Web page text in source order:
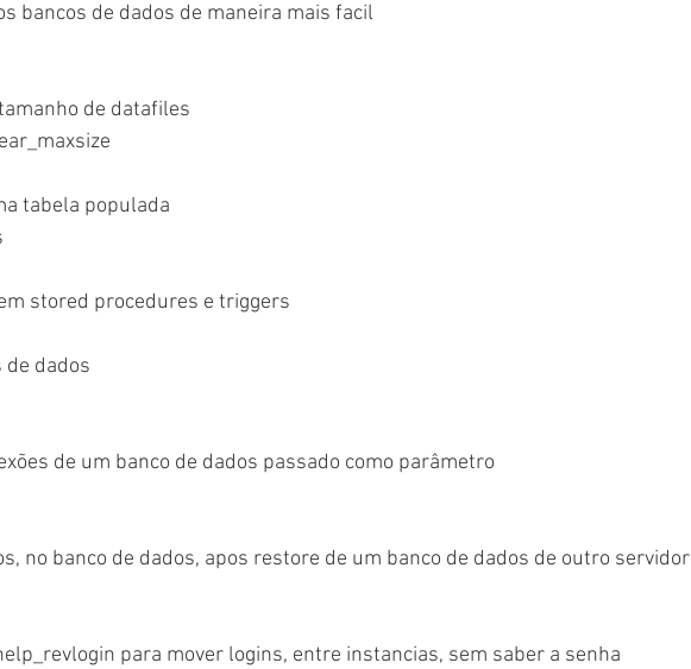
bancos de dados de maneira mais facil
de datafiles
tabela populada
stored procedures e triggers
de dados
de um banco de dados passado como parâmetro
no banco de dados, apos restore de um banco de dados de outro servidor
para mover logins, entre instancias, sem saber a senha